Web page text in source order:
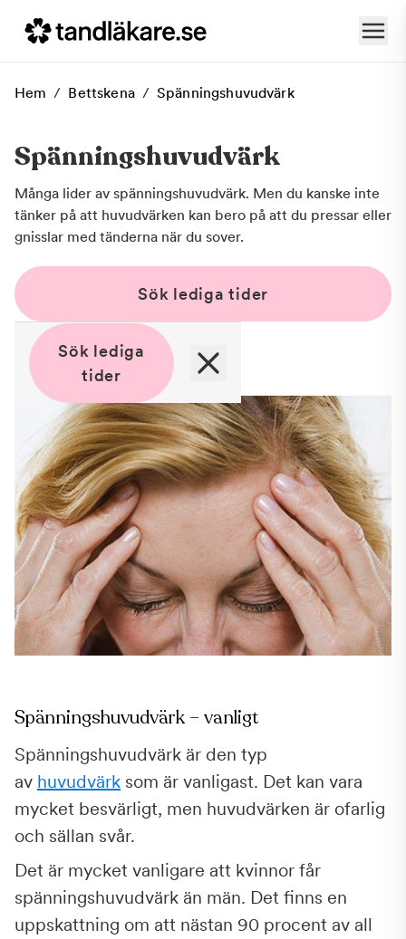
Hem / Bettskena / Spänningshuvudvärk
Spänningshuvudvärk
Många lider av spänningshuvudvärk. Men du kanske inte
tänker på att huvudvärken kan bero på att du pressar eller
gnisslar med tänderna när du sover.
Sök lediga tider
Sök lediga
tider
Spänningshuvudvärk – vanligt
Spänningshuvudvärk är den typ
av huvudvärk som är vanligast. Det kan vara
mycket besvärligt, men huvudvärken är ofarlig
och sällan svår.
Det är mycket vanligare att kvinnor får
spänningshuvudvärk än män. Det finns en
uppskattning om att nästan 90 procent av all